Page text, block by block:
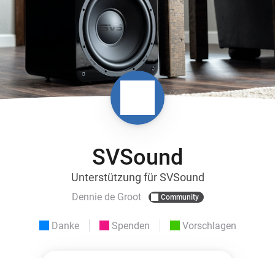
SVSound
Unterstützung für SVSound
Dennie de Groot Community
Danke Spenden Vorschlagen